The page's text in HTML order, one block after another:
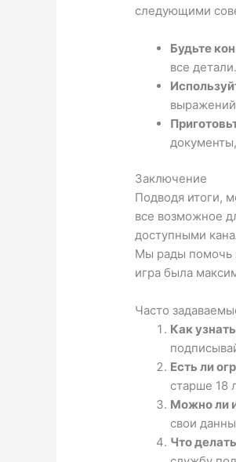
следующими
Будьте
все детали.
Заключение
Подводя итоги,
все возможное
доступными
Мы рады помочь
игра была
Часто
Как
Есть ли
старше 18
Можно ли
свои
Что